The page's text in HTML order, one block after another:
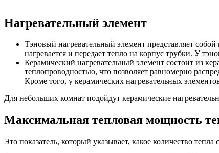
Нагревательный элемент
Тэновый нагревательный элемент представляет
нагревается и передает тепло на корпус трубки. У
Керамический нагревательный элемент состоит из
теплопроводностью, что позволяет равномерно
Кроме того, у керамических нагревательных
Для небольших комнат подойдут керамические
Максимальная тепловая мощность
Это показатель, который указывает, какое количество